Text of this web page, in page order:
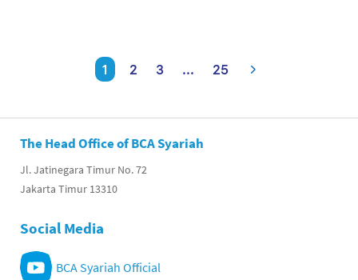
1 2 3 ... 25
The Head Office of BCA Syariah
Jl. Jatinegara Timur No. 72
Jakarta Timur 13310
Social Media
BCA Syariah Official